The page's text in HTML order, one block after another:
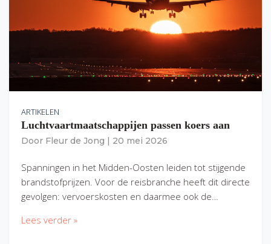
ARTIKELEN
Luchtvaartmaatschappijen passen koers aan
Door Fleur de Jong 20 mei 2026
Spanningen in het Midden-Oosten leiden tot stijgende
brandstofprijzen. Voor de reisbranche heeft dit directe
gevolgen: vervoerskosten en daarmee ook de…
Lees verder »